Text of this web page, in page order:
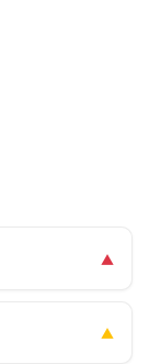
▲
▲